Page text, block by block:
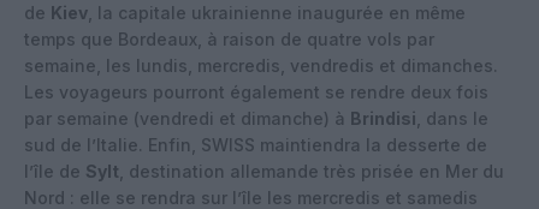
de Kiev , la capitale ukrainienne inaugurée en même
temps que Bordeaux, à raison de quatre vols par
semaine, les lundis, mercredis, vendredis et dimanches.
Les voyageurs pourront également se rendre deux fois
par semaine (vendredi et dimanche) à Brindisi , dans le
sud de l’Italie. Enfin, SWISS maintiendra la desserte de
l’île de Sylt , destination allemande très prisée en Mer du
Nord : elle se rendra sur l’île les mercredis et samedis